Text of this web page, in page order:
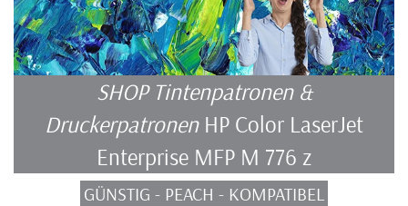
SHOP Tintenpatronen &
Druckerpatronen HP Color LaserJet
Enterprise MFP M 776 z
GÜNSTIG - PEACH - KOMPATIBEL